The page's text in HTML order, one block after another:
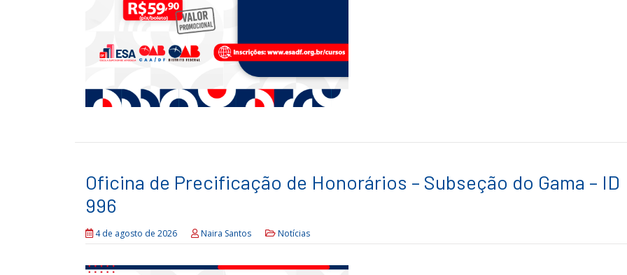
Oficina de Precificação de Honorários – Subseção do Gama – ID
996
4 de agosto de 2026 Naira Santos Notícias